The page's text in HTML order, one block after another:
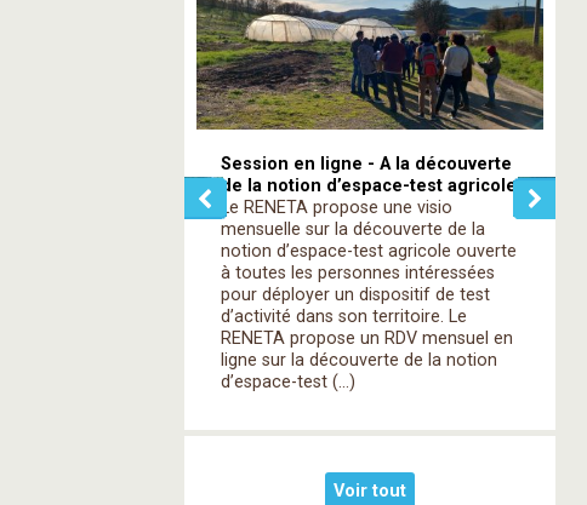
Session en ligne - A la découverte
de la notion d’espace-test agricole
Le RENETA propose une visio
mensuelle sur la découverte de la
notion d’espace-test agricole ouverte
à toutes les personnes intéressées
pour déployer un dispositif de test
d’activité dans son territoire. Le
RENETA propose un RDV mensuel en
ligne sur la découverte de la notion
d’espace-test (…)
Voir tout